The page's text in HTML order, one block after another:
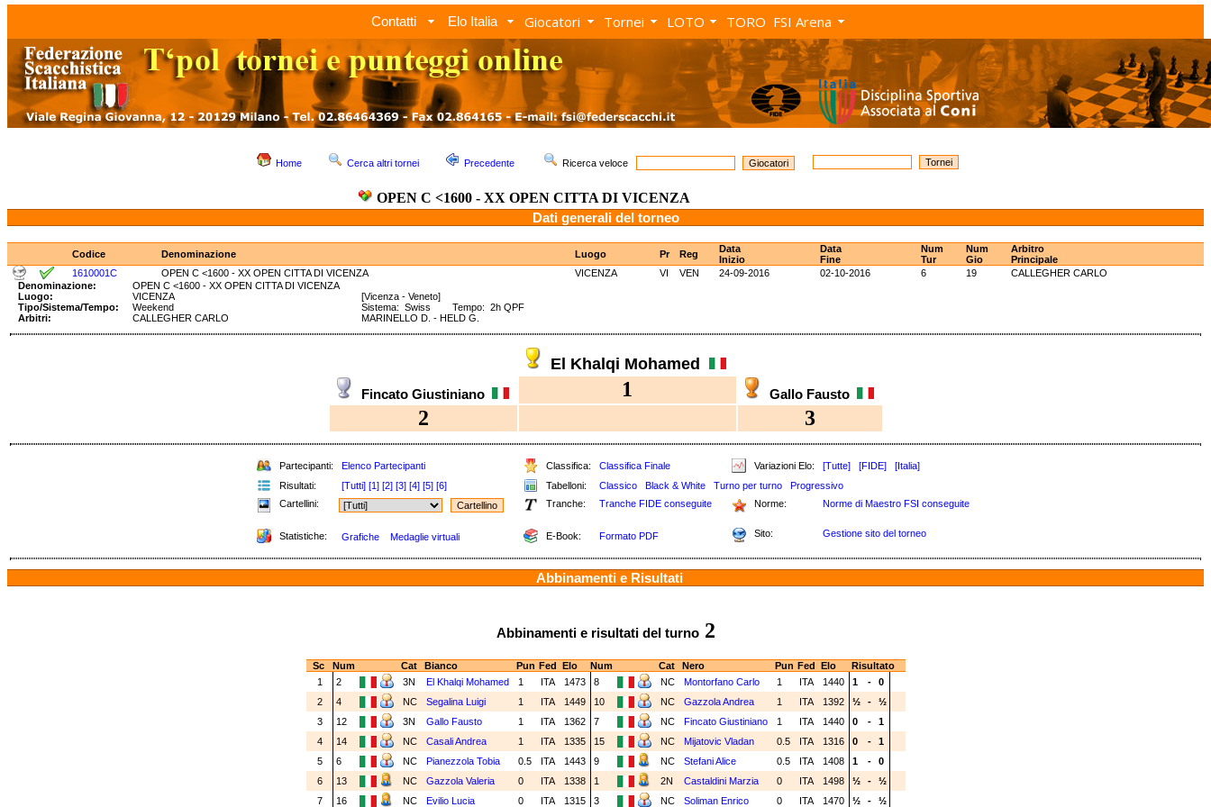
Contatti Elo Italia Giocatori Tornei LOTO TORO FSI Arena
Home Cerca altri tornei Precedente Ricerca veloce
OPEN C <1600 - XX OPEN CITTA DI VICENZA
Dati generali del torneo
Codice Denominazione Luogo Pr Reg
Data
Inizio
Data
Fine
Num
Tur
Num
Gio
Arbitro
Principale
1610001C
OPEN C <1600 - XX OPEN CITTA DI VICENZA VICENZA VI VEN 24-09-2016 02-10-2016 6 19
CALLEGHER CARLO
Denominazione:
OPEN C <1600 - XX OPEN CITTA DI VICENZA
Luogo:
VICENZA
[Vicenza - Veneto]
Tipo/Sistema/Tempo:
Weekend
Sistema: Swiss Tempo: 2h QPF
Arbitri:
CALLEGHER CARLO MARINELLO D. - HELD G.
El Khalqi Mohamed
Fincato Giustiniano 1 Gallo Fausto
2 3
Partecipanti: Elenco Partecipanti Classifica: Classifica Finale Variazioni Elo: [Tutte] [FIDE]
[Italia]
Risultati:
[Tutti] [1] [2] [3] [4] [5] [6] Tabelloni: Classico Black & White Turno per turno
Progressivo
Cartellini:
Tranche: Tranche FIDE conseguite Norme: Norme di Maestro FSI conseguite
Statistiche: Grafiche Medaglie virtuali E-Book: Formato PDF Sito: Gestione sito del torneo
Abbinamenti e Risultati
Abbinamenti e risultati del turno2
Sc Num Cat Bianco Pun Fed Elo Num Cat Nero Pun Fed Elo
Risultato
1
2 3N El Khalqi Mohamed 1 ITA 1473 8 NC Montorfano Carlo 1 ITA 1440 1 -
0
2
4 NC Segalina Luigi 1 ITA 1449 10 NC Gazzola Andrea 1 ITA 1392 ½ -
½
3
12 3N Gallo Fausto 1 ITA 1362 7 NC Fincato Giustiniano 1 ITA 1440 0 -
1
4
14 NC Casali Andrea 1 ITA 1335 15 NC Mijatovic Vladan 0.5 ITA 1316 0 -
1
5
6 NC Pianezzola Tobia 0.5 ITA 1443 9 NC Stefani Alice 0.5 ITA 1408 1 -
0
6
13 NC Gazzola Valeria 0 ITA 1338 1 2N Castaldini Marzia 0 ITA 1498 ½ -
½
7
16 NC Evilio Lucia 0 ITA 1315 3 NC Soliman Enrico 0 ITA 1470 ½ - ½